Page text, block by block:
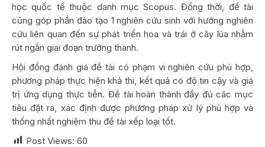
học quốc tế thuộc danh mục Scopus. Đồng thời, đề tài
cũng góp phần đào tạo 1 nghiên cứu sinh với hướng nghiên
cứu liên quan đến sự phát triển hoa và trái ở cây lúa nhằm
rút ngắn giai đoạn trưởng thành.
Hội đồng đánh giá đề tài có phạm vi nghiên cứu phù hợp,
phương pháp thực hiện khả thi, kết quả có độ tin cậy và giá
trị ứng dụng thực tiễn. Đề tài hoàn thành đầy đủ các mục
tiêu đặt ra, xác định được phương pháp xử lý phù hợp và
thống nhất nghiệm thu đề tài xếp loại tốt.
Post Views: 60